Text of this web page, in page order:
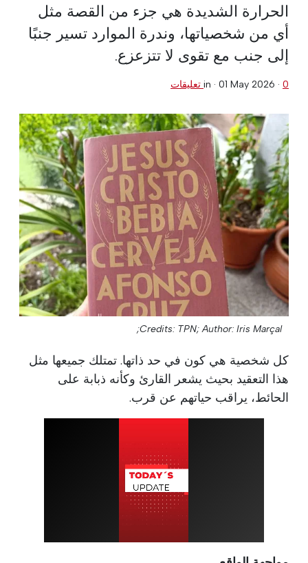
الحرارة الشديدة هي جزء من القصة مثل
أي من شخصياتها، وندرة الموارد تسير جنبًا
إلى جنب مع تقوى لا تتزعزع.
in · 01 May 2026 · 0 تعليقات
Credits: TPN; Author: Iris Marçal;
كل شخصية هي كون في حد ذاتها. تمتلك جميعها مثل
هذا التعقيد بحيث يشعر القارئ وكأنه ذبابة على
الحائط، يراقب حياتهم عن قرب.